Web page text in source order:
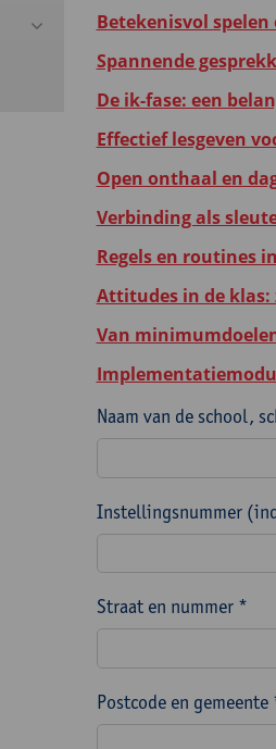
Betekenisvol
Spannende
De ik-fase: een
Effectief lesgeven
Open onthaal en
Verbinding als
Regels en routines
Attitudes in de
Van
Naam van de school,
Instellingsnummer
Straat en nummer *
Postcode en gemeente